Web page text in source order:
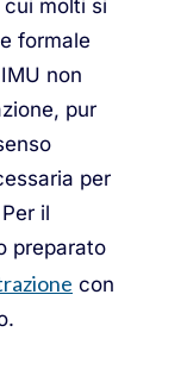
molti si
formale
non
pur
per
il
preparato
con